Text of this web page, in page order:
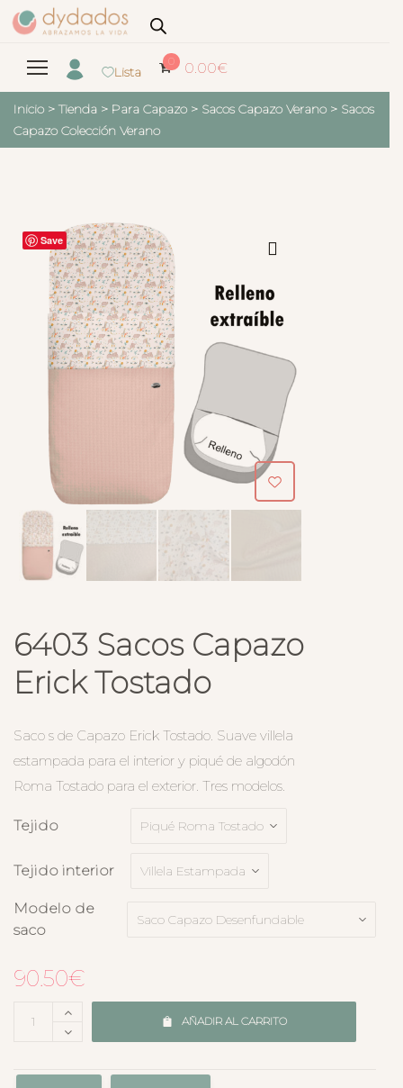
Lista
0 0.00€
Inicio > Tienda > Para Capazo > Sacos Capazo Verano > Sacos
Capazo Colección Verano
Save
6403 Sacos Capazo
Erick Tostado
Saco s de Capazo Erick Tostado. Suave villela
estampada para el interior y piqué de algodón
Roma Tostado para el exterior. Tres modelos.
Tejido
Tejido interior
Modelo de
saco
90.50€
AÑADIR AL CARRITO